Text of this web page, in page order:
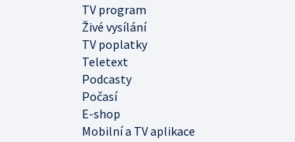
TV program
Živé vysílání
TV poplatky
Teletext
Podcasty
Počasí
E-shop
Mobilní a TV aplikace